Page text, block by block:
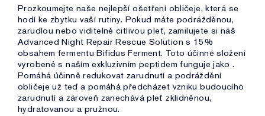
Prozkoumejte naše nejlepší ošetření obličeje, která se
hodí ke zbytku vaší rutiny. Pokud máte podrážděnou,
zarudlou nebo viditelně citlivou pleť, zamilujete si náš
Advanced Night Repair Rescue Solution s 15%
obsahem fermentu Bifidus Ferment. Toto účinné složení
vyrobené s naším exkluzivním peptidem funguje jako .
Pomáhá účinně redukovat zarudnutí a podráždění
obličeje už teď a pomáhá předcházet vzniku budoucího
zarudnutí a zároveň zanechává pleť zklidněnou,
hydratovanou a pružnou.